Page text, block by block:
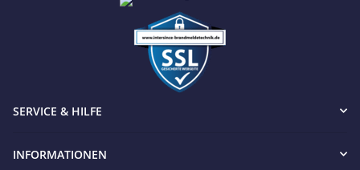
SERVICE & HILFE
INFORMATIONEN